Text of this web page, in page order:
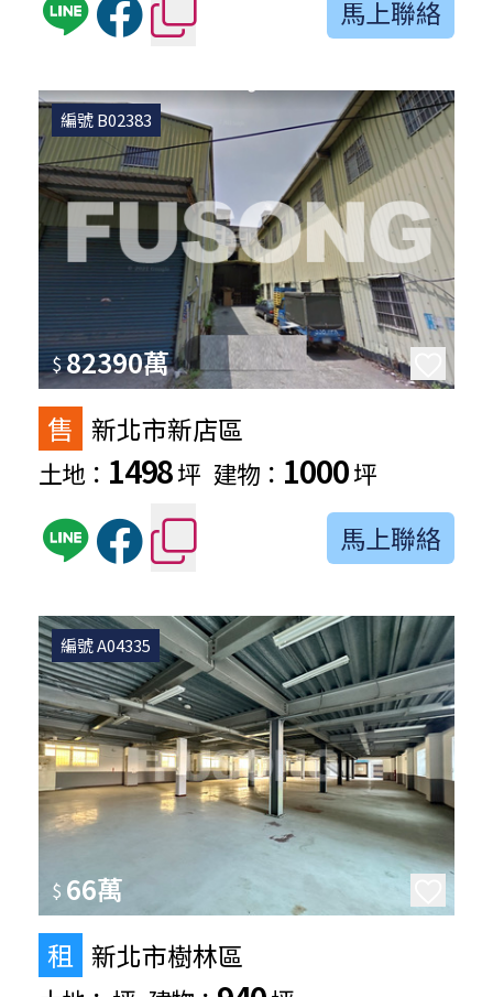
馬上聯絡
編號 B02383
$82390萬
售 新北市新店區
土地： 1498坪 建物： 1000坪
馬上聯絡
編號 A04335
$ 66萬
租 新北市樹林區